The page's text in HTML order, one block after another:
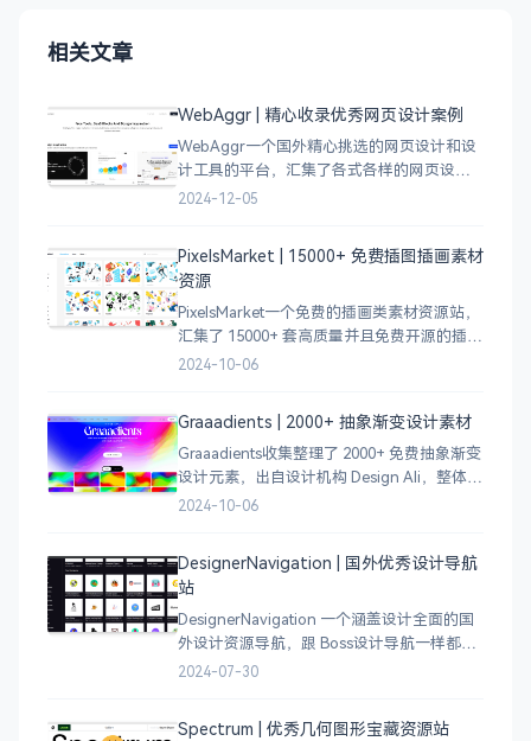
相关文章
WebAggr | 精心收录优秀网页设计案例
WebAggr一个国外精心挑选的网页设计和设
计工具的平台，汇集了各式各样的网页设计
案例，涵盖个人博客、时尚、设计、机构、
计，应
2024-12-05
PixelsMarket | 15000+ 免费插图插画素材
资源
PixelsMarket一个免费的插画类素材资源站，
汇集了 15000+ 套高质量并且免费开源的插图
插画和图标资源。
2024-10-06
Graaadients | 2000+ 抽象渐变设计素材
Graaadients收集整理了 2000+ 免费抽象渐变
设计元素，出自设计机构 Design Ali，整体渐
变色比较鲜艳，更像是 AI 生成的元素，需要
2024-10-06
DesignerNavigation | 国外优秀设计导航
站
DesignerNavigation 一个涵盖设计全面的国
外设计资源导航，跟 Boss设计导航一样都是
分门别类的划分设计灵感、资讯、UI 资源、
2024-07-30
Spectrum | 优秀几何图形宝藏资源站